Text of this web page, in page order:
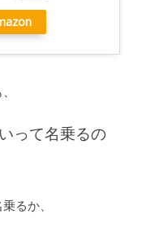
って名乗るの
るか、